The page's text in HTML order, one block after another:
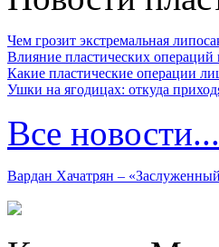
Чем грозит экстремальная
Влияние пластических операций
Какие пластические операции
Ушки на ягодицах: откуда
Все новости...
Вардан Хачатрян –